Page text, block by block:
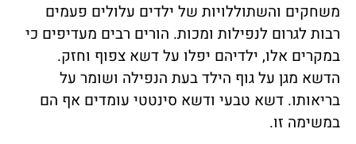
משחקים והשתוללויות של ילדים עלולים פעמים
רבות לגרום לנפילות ומכות. הורים רבים מעדיפים כי
במקרים אלו, ילדיהם יפלו על דשא צפוף וחזק.
הדשא מגן על גוף הילד בעת הנפילה ושומר על
בריאותו. דשא טבעי ודשא סינטטי עומדים אף הם
במשימה זו.